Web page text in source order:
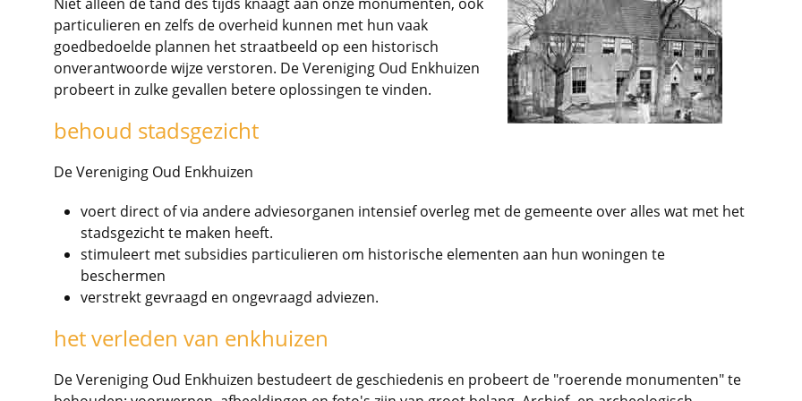
particulieren en zelfs de overheid kunnen met hun vaak
goedbedoelde plannen het straatbeeld op een historisch
onverantwoorde wijze verstoren. De Vereniging Oud Enkhuizen
probeert in zulke gevallen betere oplossingen te vinden.
behoud stadsgezicht
De Vereniging Oud Enkhuizen
voert direct of via andere adviesorganen intensief overleg met de gemeente over alles wat met het
stadsgezicht te maken heeft.
stimuleert met subsidies particulieren om historische elementen aan hun woningen te
beschermen
verstrekt gevraagd en ongevraagd adviezen.
het verleden van enkhuizen
De Vereniging Oud Enkhuizen bestudeert de geschiedenis en probeert de "roerende monumenten" te